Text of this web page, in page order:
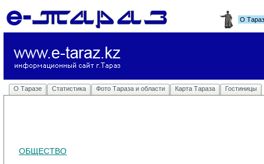
О
О Таразе Статистика Фото Тараза и области Карта Тараза Гостиницы
ОБЩЕСТВО